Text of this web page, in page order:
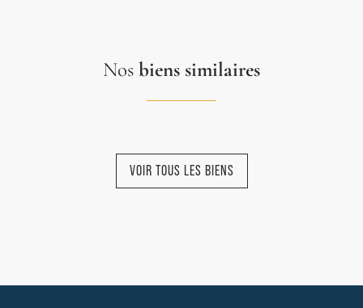
Nos biens similaires
COMPROMISSIGNÉ
VOIR TOUS LES BIENS